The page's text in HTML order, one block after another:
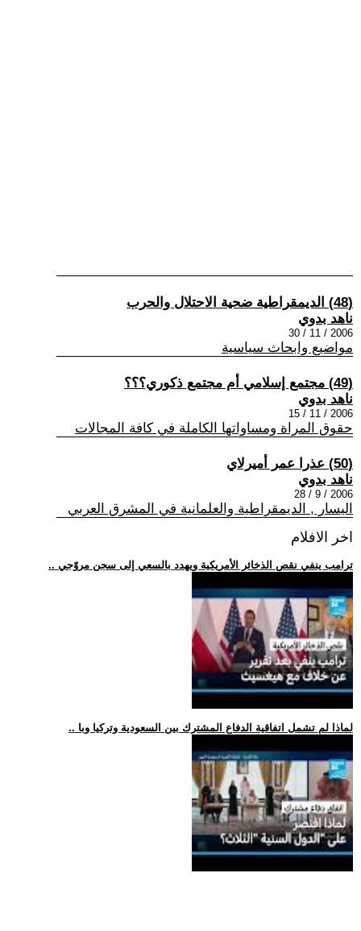
(48) الديمقراطية ضحية الاحتلال والحرب
ناهد بدوي
2006 / 11 / 30
مواضيع وابحاث سياسية
(49) مجتمع إسلامي أم مجتمع ذكوري؟؟؟
ناهد بدوي
2006 / 11 / 15
حقوق المراة ومساواتها الكاملة في كافة المجالات
(50) عذرا عمر أميرلاي
ناهد بدوي
2006 / 9 / 28
اليسار , الديمقراطية والعلمانية في المشرق العربي
اخر الافلام
.. ترامب ينفي نقص الذخائر الأمريكية ويهدد بالسعي إلى سجن مروّجي
.. لماذا لم تشمل اتفاقية الدفاع المشترك بين السعودية وتركيا وبا